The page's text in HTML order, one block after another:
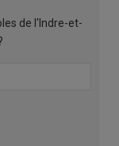
de l'Indre-et-